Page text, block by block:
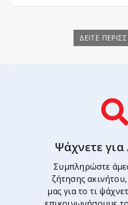
ΔΕΙΤΕ
Ψάχνετε για
Συμπληρώστε
ζήτησης
μας για το τι